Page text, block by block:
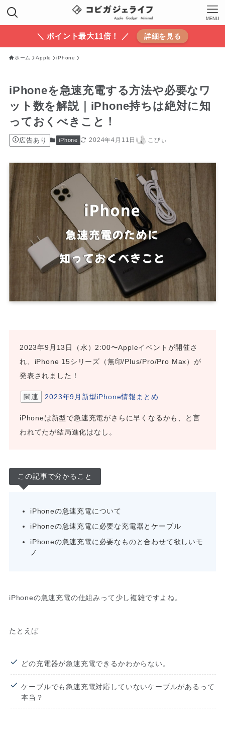
MENU
＼ ポイント最大11倍！ ／ 詳細を見る
ホーム Apple iPhone
iPhoneを急速充電する方法や必要なワ
ット数を解説｜iPhone持ちは絶対に知
っておくべきこと！
広告あり iPhone 2024年4月11日 こびぃ
2023年9月13日（水）2:00〜Appleイベントが開催さ
れ、iPhone 15シリーズ（無印/Plus/Pro/Pro Max）が
発表されました！
関連 2023年9月新型iPhone情報まとめ
iPhoneは新型で急速充電がさらに早くなるかも、と言
われてたが結局進化はなし。
この記事で分かること
iPhoneの急速充電について
iPhoneの急速充電に必要な充電器とケーブル
iPhoneの急速充電に必要なものと合わせて欲しいモ
ノ
iPhoneの急速充電の仕組みって少し複雑ですよね。
たとえば
どの充電器が急速充電できるかわからない。
ケーブルでも急速充電対応していないケーブルがあるって
本当？